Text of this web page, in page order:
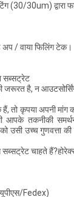
30um) द्वारा
/ वाया फिलिंग टेक।
सब्सट्रेट
जरूरत है, न
तो कृपया अपनी मांग
आपके तकनीकी
उसी उच्च गुणवत्ता
सब्सट्रेट चाहते
Fedex)